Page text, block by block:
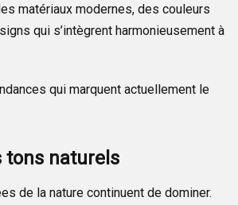
matériaux modernes, des couleurs
qui s’intègrent harmonieusement à
qui marquent actuellement le
tons naturels
de la nature continuent de dominer.